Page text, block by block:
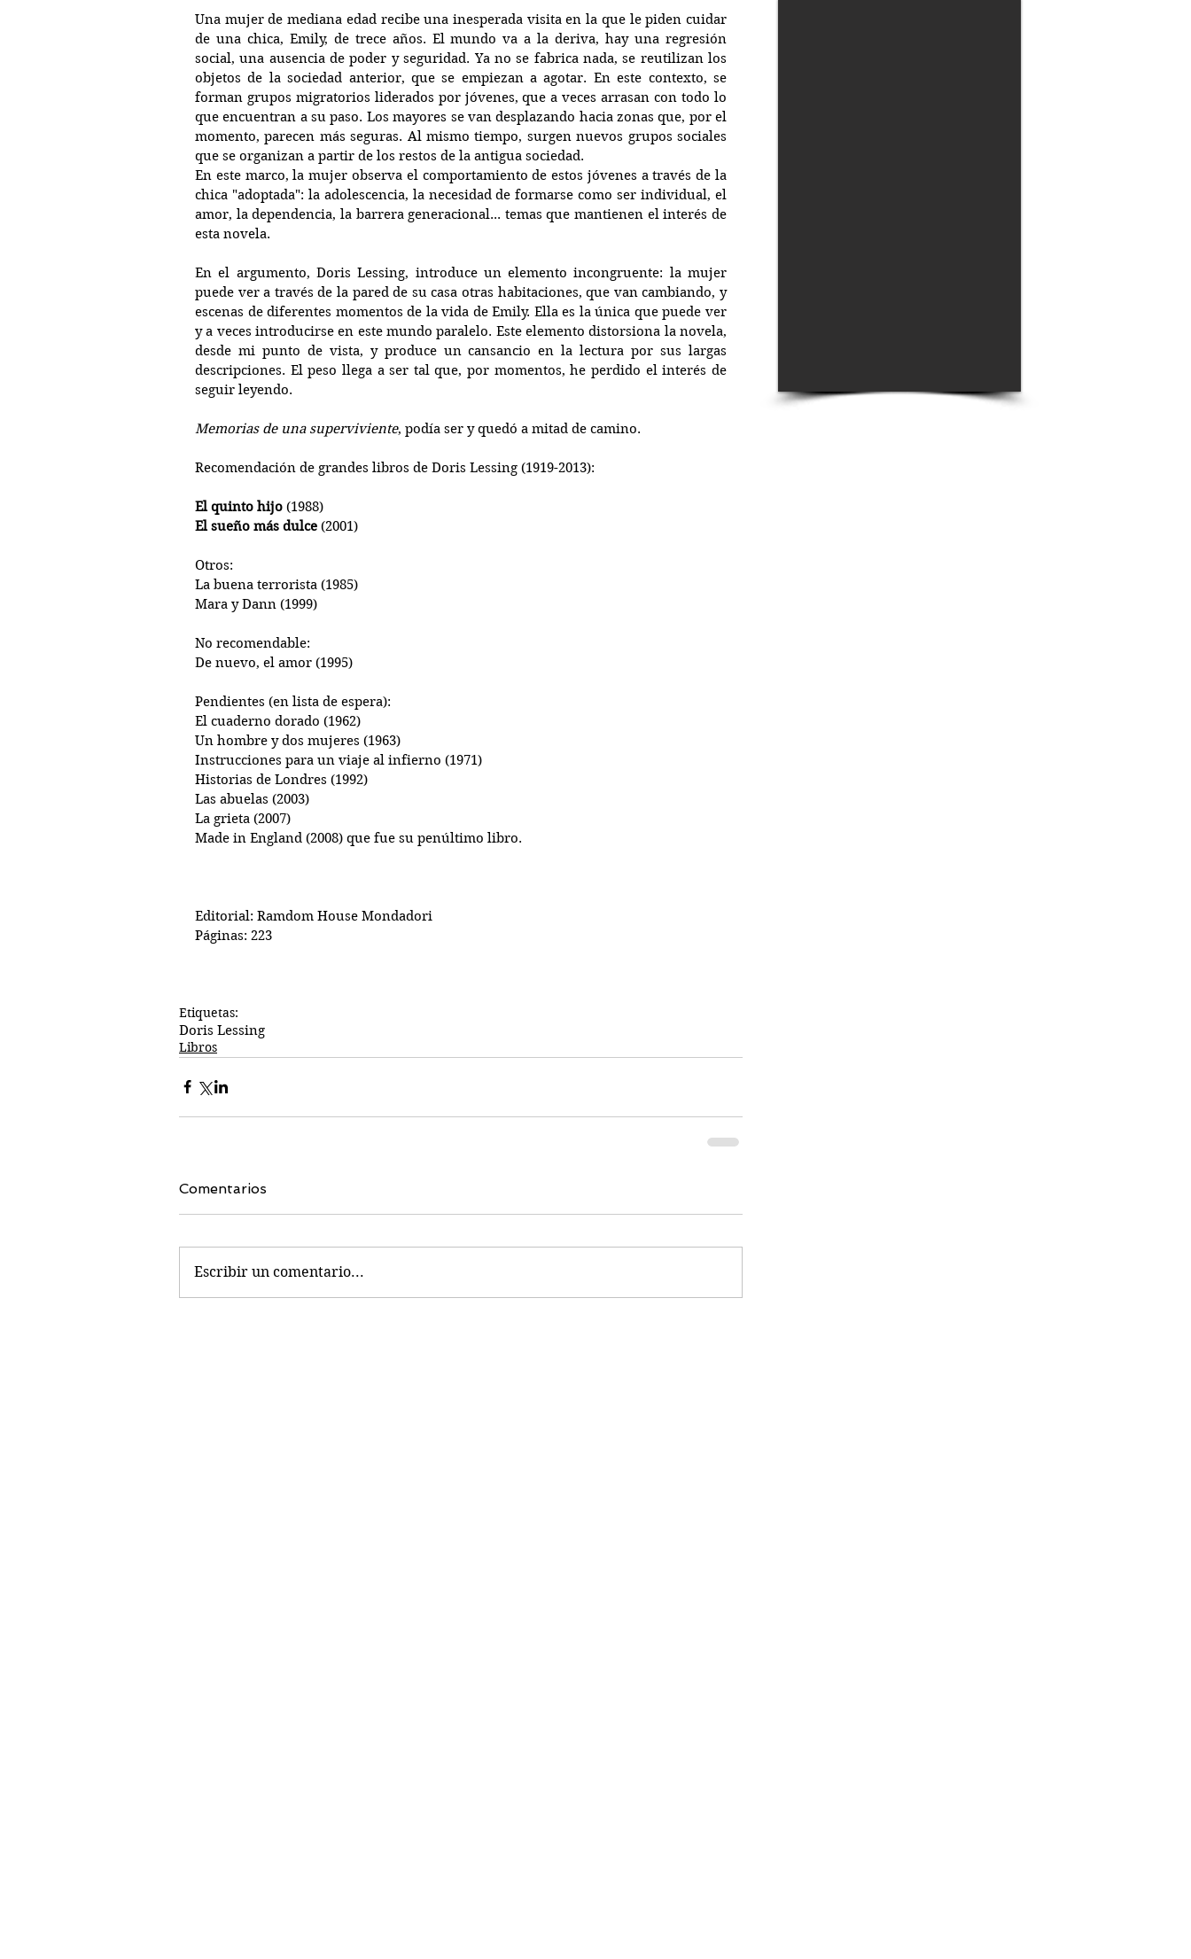
Una mujer de mediana edad recibe una inesperada visita en la que le piden cuidar
de una chica, Emily, de trece años. El mundo va a la deriva, hay una regresión
social, una ausencia de poder y seguridad. Ya no se fabrica nada, se reutilizan los
objetos de la sociedad anterior, que se empiezan a agotar. En este contexto, se
forman grupos migratorios liderados por jóvenes, que a veces arrasan con todo lo
que encuentran a su paso. Los mayores se van desplazando hacia zonas que, por el
momento, parecen más seguras. Al mismo tiempo, surgen nuevos grupos sociales
que se organizan a partir de los restos de la antigua sociedad.
En este marco, la mujer observa el comportamiento de estos jóvenes a través de la
chica "adoptada": la adolescencia, la necesidad de formarse como ser individual, el
amor, la dependencia, la barrera generacional... temas que mantienen el interés de
esta novela.
En el argumento, Doris Lessing, introduce un elemento incongruente: la mujer
puede ver a través de la pared de su casa otras habitaciones, que van cambiando, y
escenas de diferentes momentos de la vida de Emily. Ella es la única que puede ver
y a veces introducirse en este mundo paralelo. Este elemento distorsiona la novela,
desde mi punto de vista, y produce un cansancio en la lectura por sus largas
descripciones. El peso llega a ser tal que, por momentos, he perdido el interés de
seguir leyendo.
Memorias de una superviviente, podía ser y quedó a mitad de camino.
Recomendación de grandes libros de Doris Lessing (1919-2013):
El quinto hijo (1988)
El sueño más dulce (2001)
Otros:
La buena terrorista (1985)
Mara y Dann (1999)
No recomendable:
De nuevo, el amor (1995)
Pendientes (en lista de espera):
El cuaderno dorado (1962)
Un hombre y dos mujeres (1963)
Instrucciones para un viaje al infierno (1971)
Historias de Londres (1992)
Las abuelas (2003)
La grieta (2007)
Made in England (2008) que fue su penúltimo libro.
Editorial: Ramdom House Mondadori
Páginas: 223
Etiquetas:
Doris Lessing
Libros
Comentarios
Escribir un comentario...